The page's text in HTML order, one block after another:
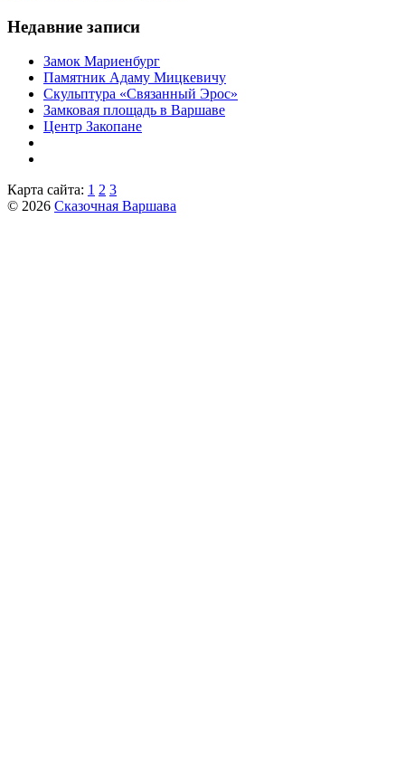
Недавние записи
Замок Мариенбург
Памятник Адаму Мицкевичу
Скульптура «Связанный Эрос»
Замковая площадь в Варшаве
Центр Закопане
Карта сайта: 1 2 3
© 2026 Сказочная Варшава